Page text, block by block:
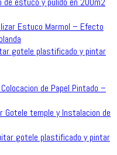
Estuco Marmol – Efecto
gotele plastificado y pintar
de Papel Pintado –
Gotele temple y Instalacion de
gotele plastificado y pintar